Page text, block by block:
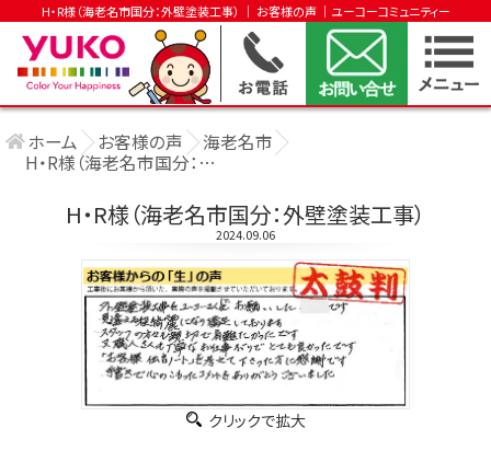
H・R様（海老名市国分：外壁塗装工事） │ お客様の声 │ユーコーコミュニティー
ホーム お客様の声
海老名市
H・R様（海老名市国分：外壁塗装工事）
H・R様（海老名市国分：外壁塗装工事）
2024.09.06
クリックで拡大